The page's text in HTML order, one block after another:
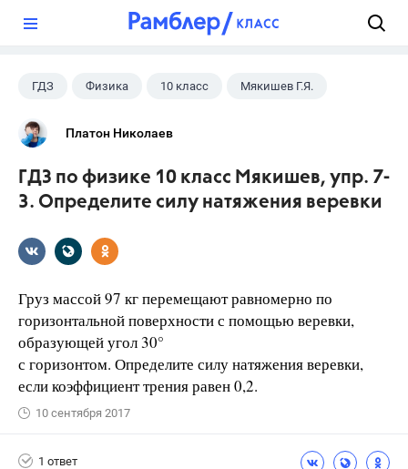
ГДЗ Физика 10 класс Мякишев Г.Я.
Платон Николаев
ГДЗ по физике 10 класс Мякишев, упр. 7-
3. Определите силу натяжения веревки
Груз массой 97 кг перемещают равномерно по
горизонтальной поверхности с помощью веревки,
образующей угол 30°
с горизонтом. Определите силу натяжения веревки,
если коэффициент трения равен 0,2.
10 сентября 2017
1 ответ